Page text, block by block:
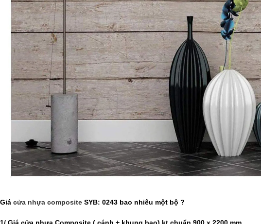
Giá cửa nhựa composite SYB: 0243 bao nhiêu một bộ ?
1/ Giá cửa nhựa Composite ( cánh + khung bao) kt chuẩn 900 x 2200 mm.